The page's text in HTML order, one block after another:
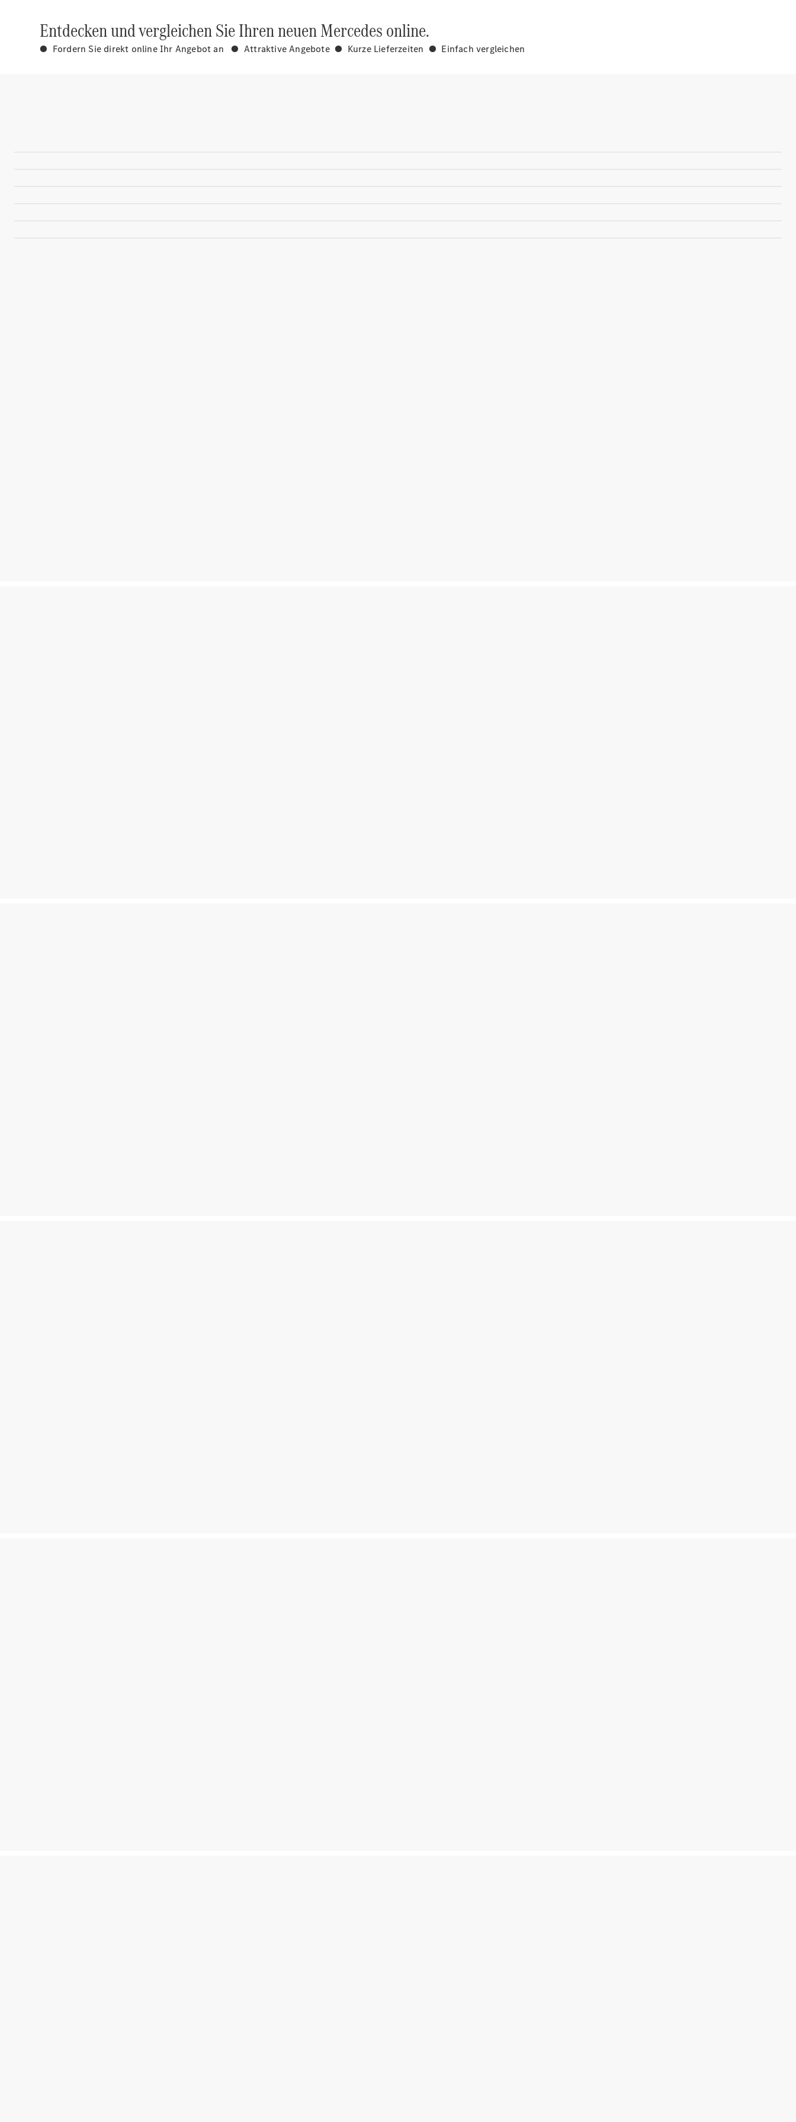
Entdecken und vergleichen Sie Ihren neuen Mercedes online.
● Fordern Sie direkt online Ihr Angebot an ● Attraktive Angebote ● Kurze Lieferzeiten ● Einfach vergleichen